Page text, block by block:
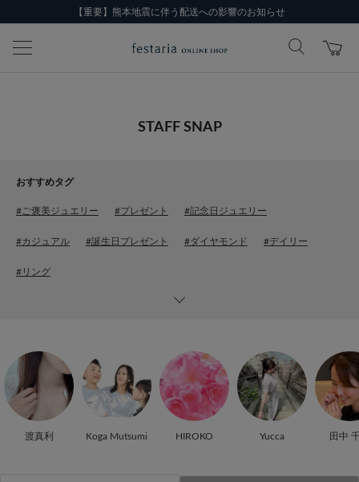
【重要】熊本地震に伴う配送への影響のお知らせ
STAFF SNAP
おすすめタグ
#ご褒美ジュエリー #プレゼント #記念日ジュエリー
#カジュアル #誕生日プレゼント #ダイヤモンド #デイリー
#リング
渡真利 Koga Mutsumi HIROKO Yucca 田中